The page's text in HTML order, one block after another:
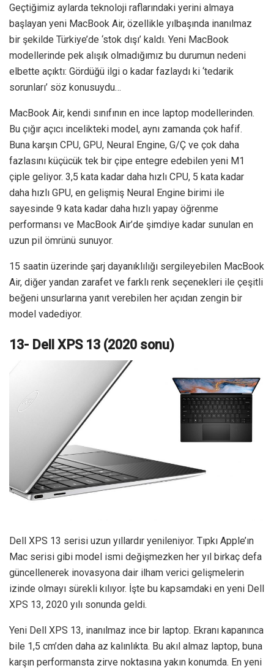
Geçtiğimiz aylarda teknoloji raflarındaki yerini almaya
başlayan yeni MacBook Air, özellikle yılbaşında inanılmaz
bir şekilde Türkiye’de ‘stok dışı’ kaldı. Yeni MacBook
modellerinde pek alışık olmadığımız bu durumun nedeni
elbette açıktı: Gördüğü ilgi o kadar fazlaydı ki ‘tedarik
sorunları’ söz konusuydu…
MacBook Air, kendi sınıfının en ince laptop modellerinden.
Bu çığır açıcı incelikteki model, aynı zamanda çok hafif.
Buna karşın CPU, GPU, Neural Engine, G/Ç ve çok daha
fazlasını küçücük tek bir çipe entegre edebilen yeni M1
çiple geliyor. 3,5 kata kadar daha hızlı CPU, 5 kata kadar
daha hızlı GPU, en gelişmiş Neural Engine birimi ile
sayesinde 9 kata kadar daha hızlı yapay öğrenme
performansı ve MacBook Air’de şimdiye kadar sunulan en
uzun pil ömrünü sunuyor.
15 saatin üzerinde şarj dayanıklılığı sergileyebilen MacBook
Air, diğer yandan zarafet ve farklı renk seçenekleri ile çeşitli
beğeni unsurlarına yanıt verebilen her açıdan zengin bir
model vadediyor.
13- Dell XPS 13 (2020 sonu)
Dell XPS 13 serisi uzun yıllardır yenileniyor. Tıpkı Apple’ın
Mac serisi gibi model ismi değişmezken her yıl birkaç defa
güncellenerek inovasyona dair ilham verici gelişmelerin
izinde olmayı sürekli kılıyor. İşte bu kapsamdaki en yeni Dell
XPS 13, 2020 yılı sonunda geldi.
Yeni Dell XPS 13, inanılmaz ince bir laptop. Ekranı kapanınca
bile 1,5 cm’den daha az kalınlıkta. Bu akıl almaz laptop, buna
karşın performansta zirve noktasına yakın konumda. En yeni